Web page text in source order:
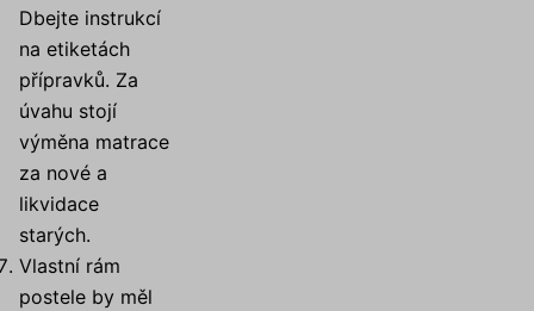
Dbejte instrukcí
na etiketách
přípravků. Za
úvahu stojí
výměna matrace
za nové a
likvidace
starých.
Vlastní rám
postele by měl